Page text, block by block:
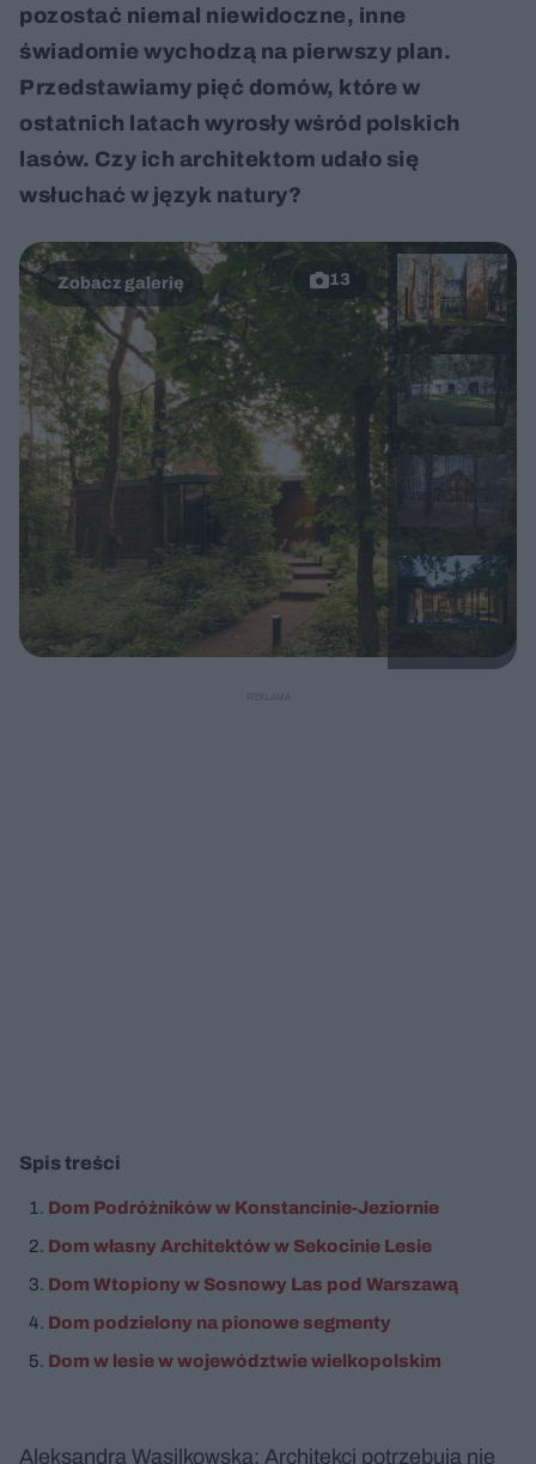
pozostać niemal niewidoczne, inne
świadomie wychodzą na pierwszy plan.
Przedstawiamy pięć domów, które w
ostatnich latach wyrosły wśród polskich
lasów. Czy ich architektom udało się
wsłuchać w język natury?
13
Spis treści
Dom Podróżników w Konstancinie-Jeziornie
Dom własny Architektów w Sekocinie Lesie
Dom Wtopiony w Sosnowy Las pod Warszawą
Dom podzielony na pionowe segmenty
Dom w lesie w województwie wielkopolskim
Aleksandra Wasilkowska: Architekci potrzebują nie